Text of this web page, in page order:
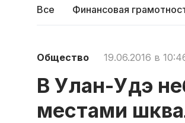
Все Финансовая
Общество 19.06.2016 в
В Улан-Удэ
местами